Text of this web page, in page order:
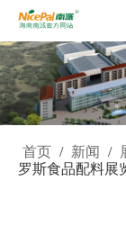
首页 / 新闻 /
罗斯食品配料展